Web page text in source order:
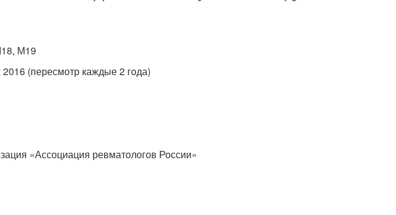
М19
(пересмотр каждые 2 года)
«Ассоциация ревматологов России»